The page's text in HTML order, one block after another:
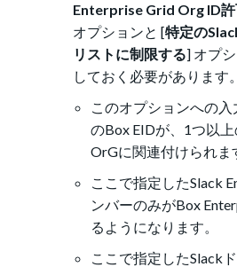
Enterprise Grid Org ID
オプションと [特定の
リストに制限する] オプ
しておく必要があります。
このオプションへの
のBox EIDが、1つ以
OrGに関連付けられま
ここで指定したSlack
ンバーのみがBox
るようになります。
ここで指定したSlack